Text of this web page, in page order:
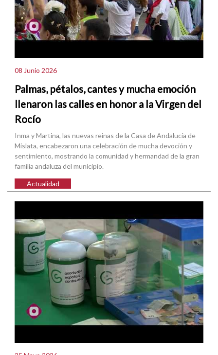
08 Junio 2026
Palmas, pétalos, cantes y mucha emoción
llenaron las calles en honor a la Virgen del
Rocío
Inma y Martina, las nuevas reinas de la Casa de Andalucía de
Mislata, encabezaron una celebración de mucha devoción y
sentimiento, mostrando la comunidad y hermandad de la gran
familia andaluza del municipio.
Actualidad